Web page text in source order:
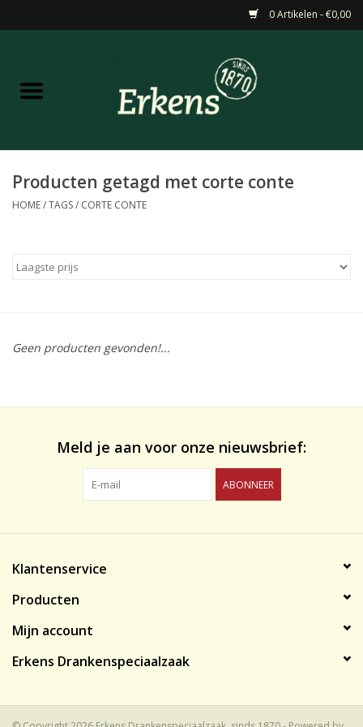
0 Artikelen - €0,00
Home
Barneveldse specialiteiten
Gedistilleerd &
Producten getagd met corte conte
HOME/TAGS/ CORTE CONTE
Geen producten gevonden!...
Meld je aan voor onze nieuwsbrief:
ABONNEER
Klantenservice
Producten
Mijn account
Erkens Drankenspeciaalzaak